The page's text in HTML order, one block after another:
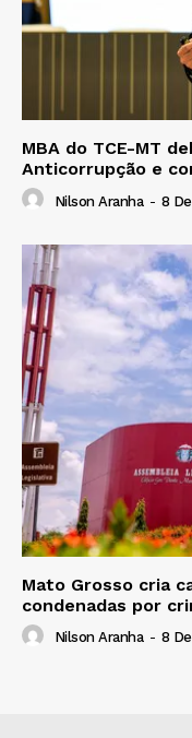
MBA do TCE-MT
Anticorrupção e
Nilson Aranha - 8
Mato Grosso cria
condenadas por
Nilson Aranha - 8